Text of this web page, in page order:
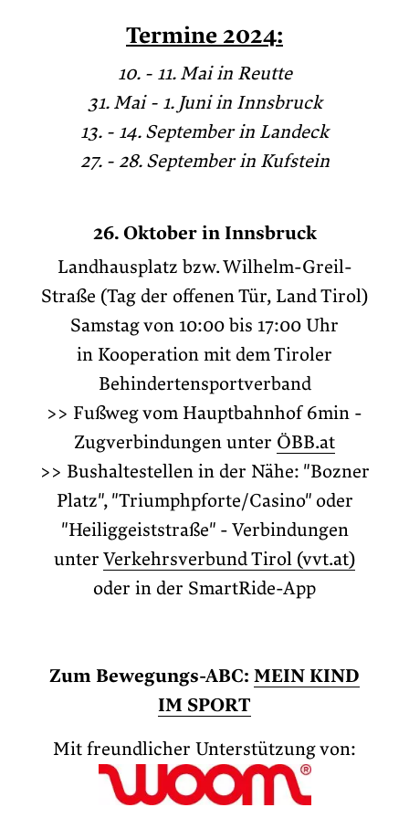
Termine 2024:
10. - 11. Mai in Reutte
31. Mai - 1. Juni in Innsbruck
13. - 14. September in Landeck
27. - 28. September in Kufstein
26. Oktober in Innsbruck
Landhausplatz bzw. Wilhelm-Greil-
Straße (Tag der offenen Tür, Land Tirol)
Samstag von 10:00 bis 17:00 Uhr
in Kooperation mit dem Tiroler
Behindertensportverband
>> Fußweg vom Hauptbahnhof 6min -
Zugverbindungen unter ÖBB.at
>> Bushaltestellen in der Nähe: "Bozner
Platz", "Triumphpforte/Casino" oder
"Heiliggeiststraße" - Verbindungen
unter Verkehrsverbund Tirol (vvt.at)
oder in der SmartRide-App
Zum Bewegungs-ABC: MEIN KIND
IM SPORT
Mit freundlicher Unterstützung von: